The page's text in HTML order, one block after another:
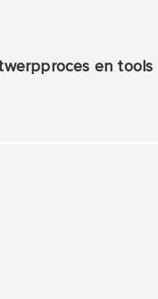
en tools